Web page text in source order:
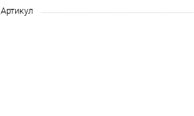
Артикул